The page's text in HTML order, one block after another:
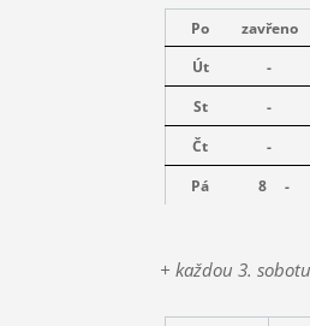
Po
zavřeno
Út
-
St
-
Čt
-
Pá
8 -
+ každou 3.